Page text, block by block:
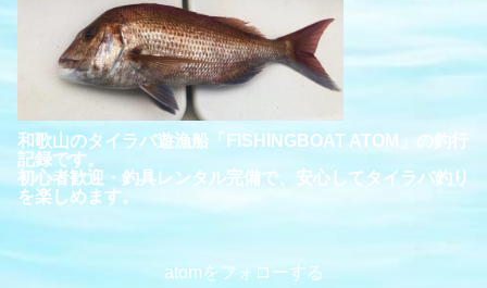
和歌山のタイラバ遊漁船「FISHINGBOAT ATOM」の釣行
記録です。
初心者歓迎・釣具レンタル完備で、安心してタイラバ釣り
を楽しめます。
atomをフォローする